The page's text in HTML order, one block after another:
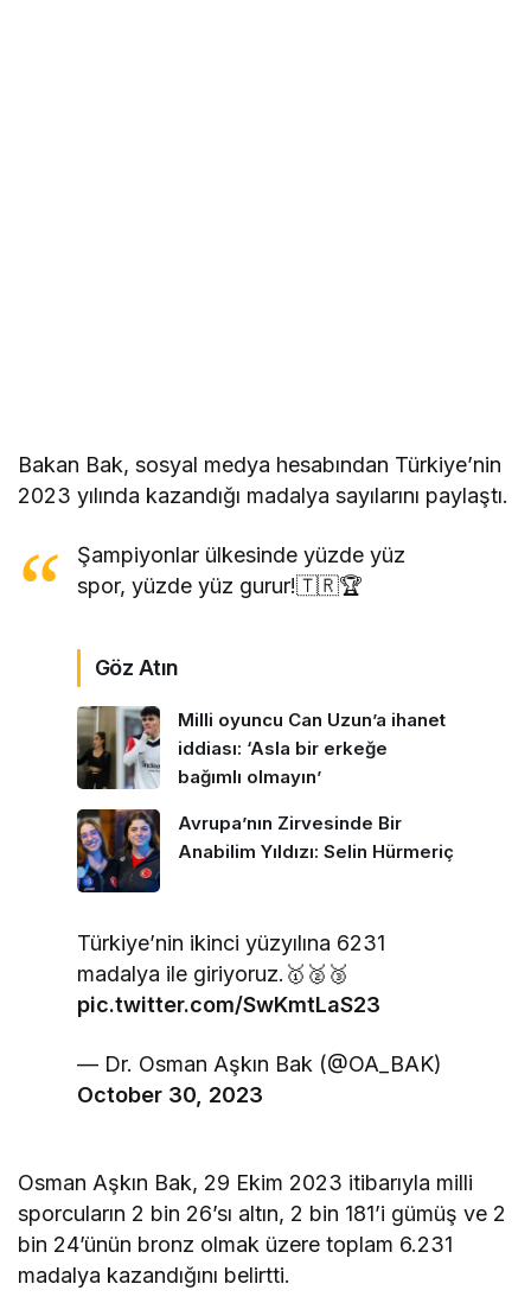
Bakan Bak, sosyal medya hesabından Türkiye’nin
2023 yılında kazandığı madalya sayılarını paylaştı.
Şampiyonlar ülkesinde yüzde yüz
spor, yüzde yüz gurur!🇹🇷🏆
Göz Atın
Milli oyuncu Can Uzun’a ihanet
iddiası: ‘Asla bir erkeğe
bağımlı olmayın’
Avrupa’nın Zirvesinde Bir
Anabilim Yıldızı: Selin Hürmeriç
Türkiye’nin ikinci yüzyılına 6231
madalya ile giriyoruz.🥇🥈🥉
pic.twitter.com/SwKmtLaS23
— Dr. Osman Aşkın Bak (@OA_BAK)
October 30, 2023
Osman Aşkın Bak, 29 Ekim 2023 itibarıyla milli
sporcuların 2 bin 26’sı altın, 2 bin 181’i gümüş ve 2
bin 24’ünün bronz olmak üzere toplam 6.231
madalya kazandığını belirtti.